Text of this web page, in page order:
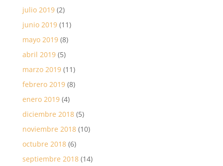
julio 2019(2)
junio 2019(11)
mayo 2019(8)
abril 2019(5)
marzo 2019(11)
febrero 2019(8)
enero 2019(4)
diciembre 2018(5)
noviembre 2018(10)
octubre 2018(6)
septiembre 2018(14)